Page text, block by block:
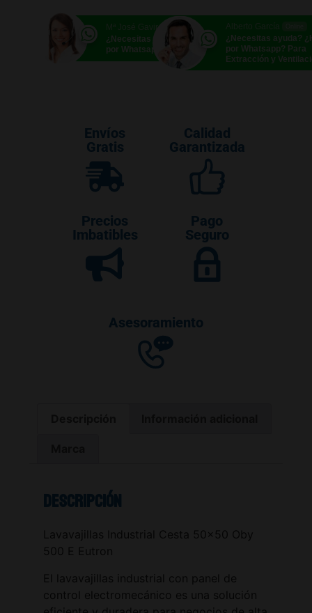
Mª José Gavira Online
¿Necesitas ayuda? ¿Hablamos
por Whatsapp?
¿Necesitas ayuda?
por Whatsapp? Para
Extracción y
Envíos
Gratis
Calidad
Garantizada
Precios
Imbatibles
Pago
Seguro
Asesoramiento
Descripción
Lavavajillas Industrial Cesta 50×50 Oby
500 E Eutron
El lavavajillas industrial con panel de
control electromecánico es una solución